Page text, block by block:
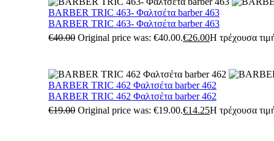
BARBER TRIC 463- Φαλτσέτα barber 463
BARBER TRIC 463- Φαλτσέτα barber 463
€40.00 Original price was: €40.00.€26.00Η τρέχουσα
BARBER TRIC 462 Φαλτσέτα barber 462
BARBER TRIC 462 Φαλτσέτα barber 462
€19.00 Original price was: €19.00.€14.25Η τρέχουσα